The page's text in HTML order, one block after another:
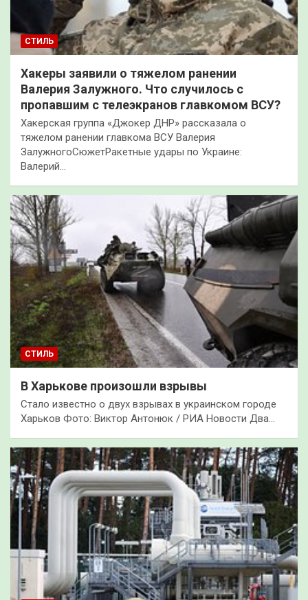
СТИЛЬ
Хакеры заявили о тяжелом ранении
Валерия Залужного. Что случилось с
пропавшим с телеэкранов главкомом ВСУ?
Хакерская группа «Джокер ДНР» рассказала о
тяжелом ранении главкома ВСУ Валерия
ЗалужногоСюжетРакетные удары по Украине:
Валерий…
СТИЛЬ
В Харькове произошли взрывы
Стало известно о двух взрывах в украинском городе
Харьков Фото: Виктор Антонюк / РИА Новости Два…